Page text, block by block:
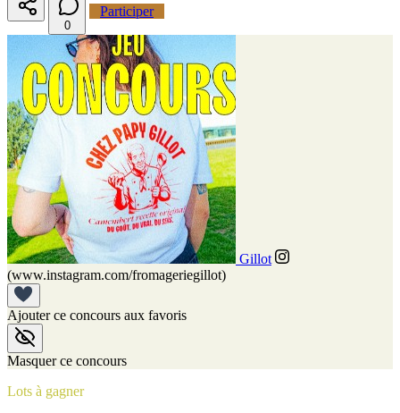
0
Participer
Gillot
(www.instagram.com/fromageriegillot)
Ajouter ce concours aux favoris
Masquer ce concours
Lots à gagner